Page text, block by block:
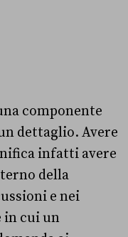
componente
dettaglio. Avere
infatti avere
della
e nei
in cui un